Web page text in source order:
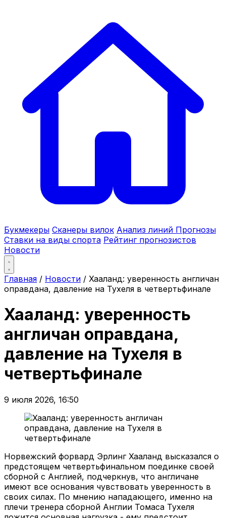
Букмекеры Сканеры вилок Анализ линий Прогнозы
Ставки на виды спорта Рейтинг прогнозистов
Новости
Главная / Новости / Хааланд: уверенность англичан
оправдана, давление на Тухеля в четвертьфинале
Хааланд: уверенность
англичан оправдана,
давление на Тухеля в
четвертьфинале
9 июля 2026, 16:50
Норвежский форвард Эрлинг Хааланд высказался о
предстоящем четвертьфинальном поединке своей
сборной с Англией, подчеркнув, что англичане
имеют все основания чувствовать уверенность в
своих силах. По мнению нападающего, именно на
плечи тренера сборной Англии Томаса Тухеля